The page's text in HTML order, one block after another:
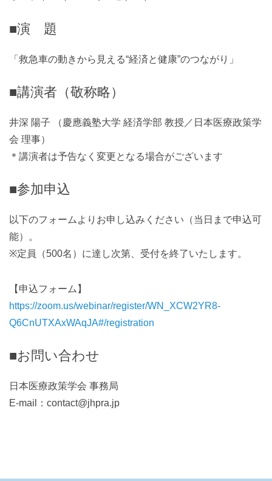
■演 題
「救急車の動きから見える“経済と健康”のつながり」
■講演者（敬称略）
井深 陽子 （慶應義塾大学 経済学部 教授／日本医療政策学
会 理事）
＊講演者は予告なく変更となる場合がございます
■参加申込
以下のフォームよりお申し込みください（当日まで申込可
能）。
※定員（500名）に達し次第、受付を終了いたします。
【申込フォーム】
https://zoom.us/webinar/register/WN_XCW2YR8-
Q6CnUTXAxWAqJA#/registration
■お問い合わせ
日本医療政策学会 事務局
E-mail：contact@jhpra.jp